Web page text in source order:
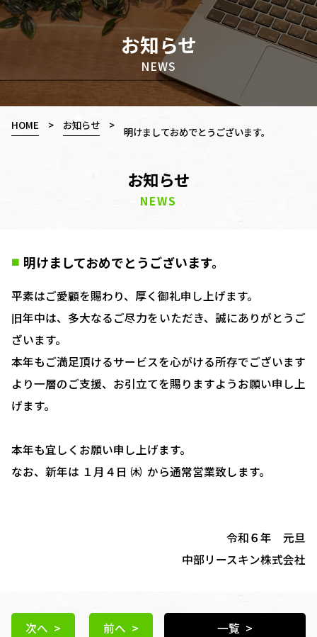
お知らせ
NEWS
HOME > お知らせ > 明けましておめでとうございます。
お知らせ
NEWS
■ 明けましておめでとうございます。
平素はご愛顧を賜わり、厚く御礼申し上げます。
旧年中は、多大なるご尽力をいただき、誠にありがとうご
ざいます。
本年もご満足頂けるサービスを心がける所存でございます
より一層のご支援、お引立てを賜りますようお願い申し上
げます。
本年も宜しくお願い申し上げます。
なお、新年は １月４日 ㈭ から通常営業致します。
令和６年 元旦
中部リースキン株式会社
次へ > 前へ > 一覧 >